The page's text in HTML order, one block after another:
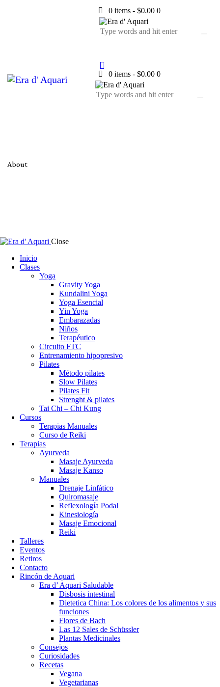
0 items- $0.00 0
0 items- $0.00 0
About
Close
Inicio
Clases
Yoga
Gravity Yoga
Kundalini Yoga
Yoga Esencial
Yin Yoga
Embarazadas
Niños
Terapéutico
Circuito FTC
Entrenamiento hipopresivo
Pilates
Método pilates
Slow Pilates
Pilates Fit
Strenght & pilates
Tai Chi – Chi Kung
Cursos
Terapias Manuales
Curso de Reiki
Terapias
Ayurveda
Masaje Ayurveda
Masaje Kanso
Manuales
Drenaje Linfático
Quiromasaje
Reflexología Podal
Kinesiología
Masaje Emocional
Reiki
Talleres
Eventos
Retiros
Contacto
Rincón de Aquari
Era d’ Aquari Saludable
Disbosis intestinal
Dietetica China: Los colores de los alimentos y sus
funciones
Flores de Bach
Las 12 Sales de Schüssler
Plantas Medicinales
Consejos
Curiosidades
Recetas
Vegana
Vegetarianas